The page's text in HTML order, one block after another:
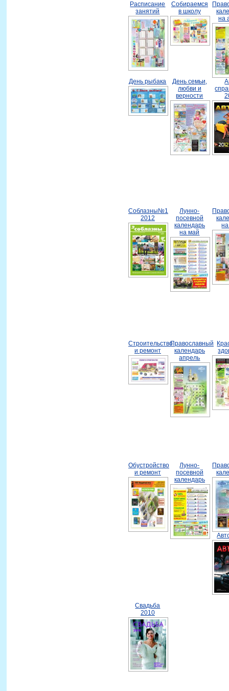
Расписание
занятий
Собираемся
в школу
на
День рыбака
День семьи,
любви и
верности
Соблазны№1
2012
Лунно-
посевной
календарь
на май
Строительство
и ремонт
Православный
календарь
апрель
Обустройство
и ремонт
Лунно-
посевной
календарь
Свадьба
2010